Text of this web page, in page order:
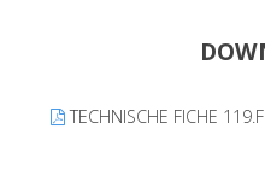
TECHNISCHE FICHE